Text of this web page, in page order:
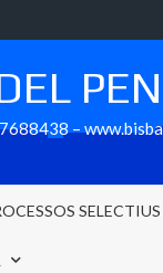
–
SELECTIUS